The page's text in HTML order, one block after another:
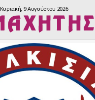
Κυριακή, 9 Αυγούστου 2026